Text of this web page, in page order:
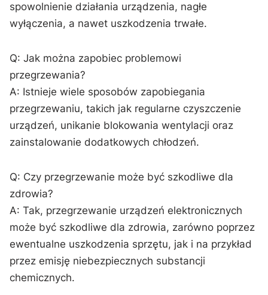
spowolnienie działania urządzenia, ⁢nagłe
wyłączenia, a nawet uszkodzenia trwałe.
Q: Jak można ⁣zapobiec⁢ problemowi
przegrzewania?
A: Istnieje wiele sposobów zapobiegania
przegrzewaniu, takich jak regularne czyszczenie
urządzeń, unikanie blokowania wentylacji oraz
zainstalowanie dodatkowych chłodzeń.
Q: Czy przegrzewanie‌ może być szkodliwe dla
zdrowia?
A: Tak, przegrzewanie ⁢urządzeń elektronicznych
może być szkodliwe dla zdrowia, zarówno ‍poprzez
ewentualne ⁤uszkodzenia sprzętu, jak i na przykład
przez emisję niebezpiecznych substancji
chemicznych.